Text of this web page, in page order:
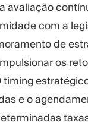
avaliação
com a
de
os
timing
e o